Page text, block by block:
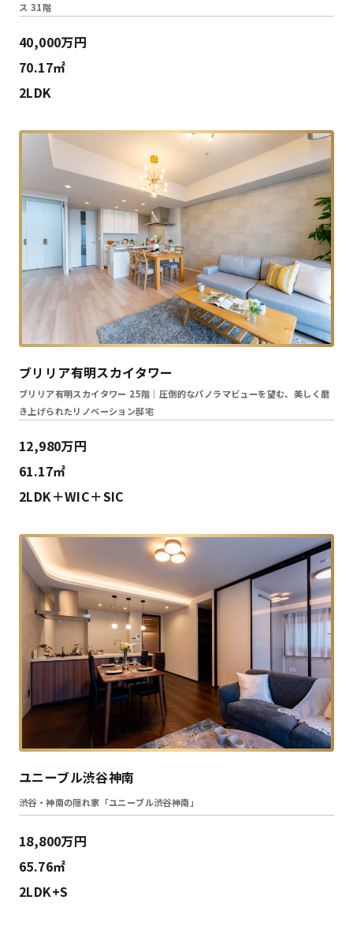
ス 31階
40,000万円
70.17㎡
2LDK
ブリリア有明スカイタワー
ブリリア有明スカイタワー 25階｜圧倒的なパノラマビューを望む、美しく磨
き上げられたリノベーション邸宅
12,980万円
61.17㎡
2LDK＋WIC＋SIC
ユニーブル渋谷神南
渋谷・神南の隠れ家「ユニーブル渋谷神南」
18,800万円
65.76㎡
2LDK+S